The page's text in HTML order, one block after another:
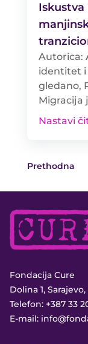
Iskustva
Autorica:
identitet i
gledano,
Migracija
Nastavi
Prethodna
Fondacija Cure
Dolina 1,
Telefon: +387 33
E-mail: